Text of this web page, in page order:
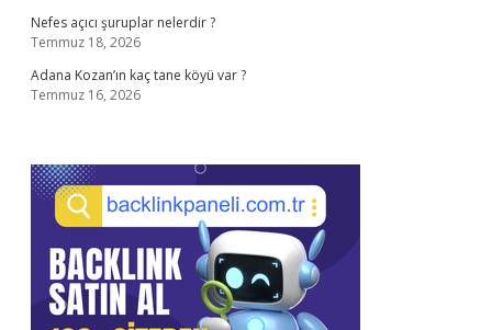
Nefes açıcı şuruplar nelerdir ?
Temmuz 18, 2026
Adana Kozan’ın kaç tane köyü var ?
Temmuz 16, 2026